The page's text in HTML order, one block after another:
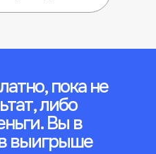
пока не
либо
Вы в
выигрыше